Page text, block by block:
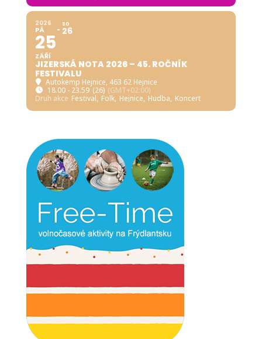
2026
PÁ
25
ZÁŘÍ
SO
26
JIZERSKÁ NOTA 2026 – 45. ROČNÍK
FESTIVALU
Autokemp Hejnice, 463 62 Hejnice
18.00 - 23.59 (26) (GMT+02:00)
Druh akce Festival, Folk, Hejnice, Hudba, Koncert